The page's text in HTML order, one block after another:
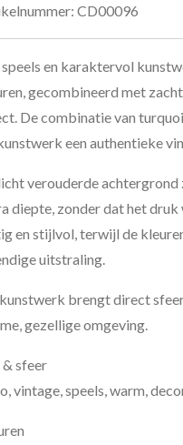
CD00096
speels en karaktervol
gecombineerd met
De combinatie van
een authentieke
verouderde
diepte, zonder dat het
en stijlvol, terwijl de
uitstraling.
brengt direct
gezellige omgeving.
sfeer
vintage, speels, warm,